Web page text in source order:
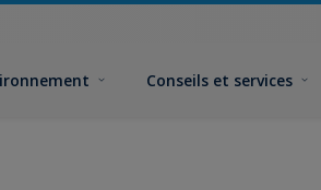
Conseils et services